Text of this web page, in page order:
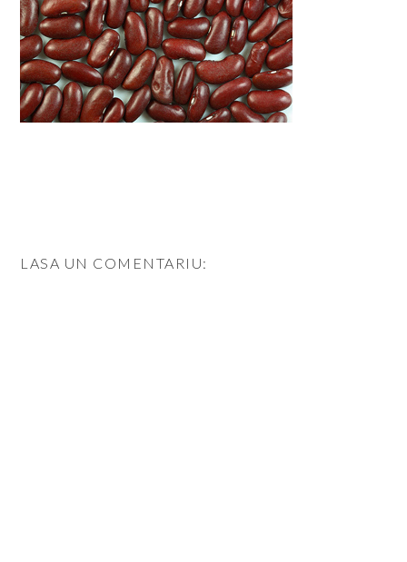
LASA UN COMENTARIU: